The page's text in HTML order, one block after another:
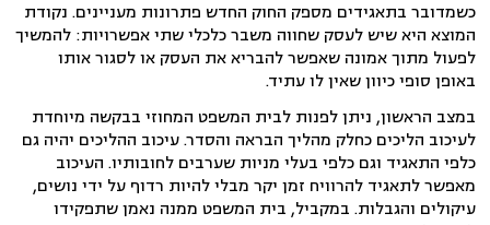
כשמדובר בתאגידים מספק החוק החדש פתרונות מעניינים. נקודת
המוצא היא שיש לעסק שחווה משבר כלכלי שתי אפשרויות: להמשיך
לפעול מתוך אמונה שאפשר להבריא את העסק או לסגור אותו
באופן סופי כיוון שאין לו עתיד.
במצב הראשון, ניתן לפנות לבית המשפט המחוזי בבקשה מיוחדת
לעיכוב הליכים כחלק מהליך הבראה והסדר. עיכוב ההליכים יהיה גם
כלפי התאגיד וגם כלפי בעלי מניות שערבים לחובותיו. העיכוב
מאפשר לתאגיד להרוויח זמן יקר מבלי להיות רדוף על ידי נושים,
עיקולים והגבלות. במקביל, בית המשפט ממנה נאמן שתפקידו